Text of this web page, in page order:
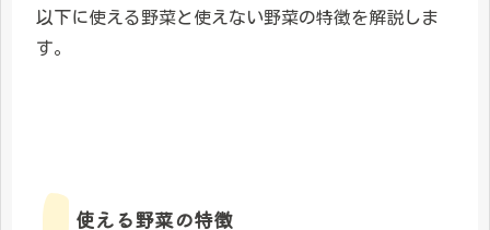
以下に使える野菜と使えない野菜の特徴を解説しま
す。
使える野菜の特徴